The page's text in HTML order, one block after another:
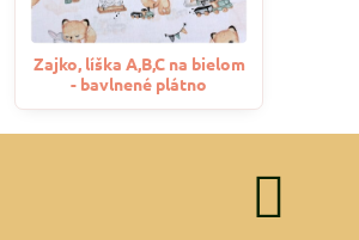
Zajko, líška A,B,C na bielom
- bavlnené plátno